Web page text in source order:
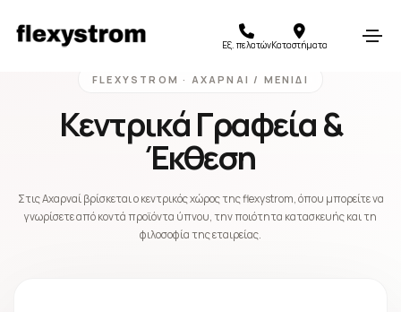
Στρώματα Αχαρναί Μενίδι
Εξ. πελατώνΚαταστήματα
FLEXYSTROM · ΑΧΑΡΝΑΊ / ΜΕΝΊΔΙ
Κεντρικά Γραφεία &
Έκθεση
Στις Αχαρναί βρίσκεται ο κεντρικός χώρος της flexystrom, όπου μπορείτε να
γνωρίσετε από κοντά προϊόντα ύπνου, την ποιότητα κατασκευής και τη
φιλοσοφία της εταιρείας.